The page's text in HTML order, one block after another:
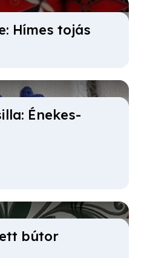
Hí­mes to­jás
Éne­kes­
bú­tor